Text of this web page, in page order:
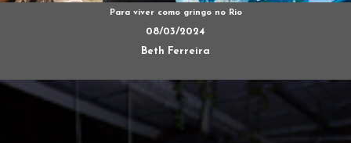
Para viver como gringo no Rio
08/03/2024
Beth Ferreira